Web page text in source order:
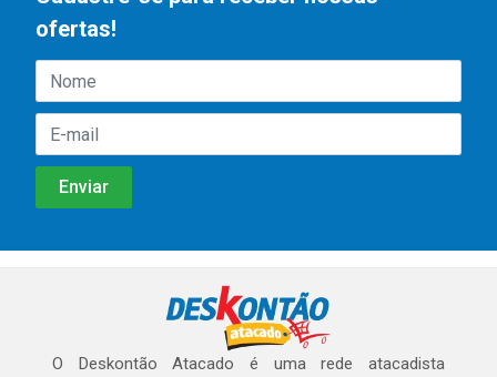
ofertas!
O Deskontão Atacado é uma rede atacadista